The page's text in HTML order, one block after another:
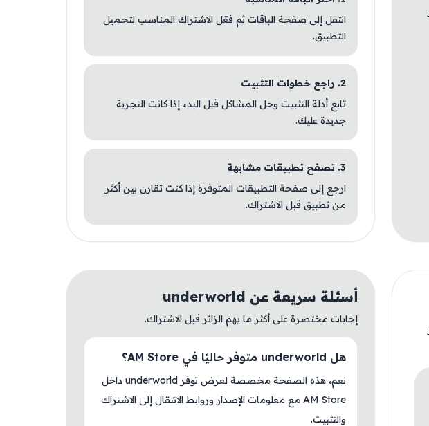
انتقل إلى صفحة الباقات ثم فعّل الاشتراك المناسب لتحميل
التطبيق.
2. راجع خطوات التثبيت
تابع أدلة التثبيت وحل المشاكل قبل البدء إذا كانت التجربة
جديدة عليك.
3. تصفح تطبيقات مشابهة
ارجع إلى صفحة التطبيقات المتوفرة إذا كنت تقارن بين أكثر
من تطبيق قبل الاشتراك.
أسئلة سريعة عن underworld
إجابات مختصرة على أكثر ما يهم الزائر قبل الاشتراك.
هل underworld متوفر حاليًا في AM Store؟
نعم، هذه الصفحة مخصصة لعرض توفر underworld داخل
AM Store مع معلومات الإصدار وروابط الانتقال إلى الاشتراك
والتثبيت.